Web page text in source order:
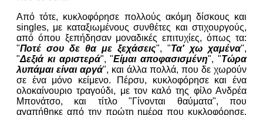
Από τότε, κυκλοφόρησε πολλούς ακόμη δίσκους και
singles, με καταξιωμένους συνθέτες και στιχουργούς,
από όπου ξεπήδησαν μοναδικές επιτυχίες, όπως τα:
"Ποτέ σου δε θα με ξεχάσεις", "Τα' χω χαμένα",
"Δεξιά κι αριστερά", "Είμαι αποφασισμένη", "Τώρα
λυπάμαι είναι αργά", και άλλα πολλά, που δε χωρούν
σε ένα μόνο κείμενο. Πέρσυ, κυκλοφόρησε και ένα
ολοκαίνουριο τραγούδι, με τον καλό της φίλο Ανδρέα
Μπονάτσο, και τίτλο "Γίνονται θαύματα", που
αγαπήθηκε από την πρώτη ημέρα που κυκλοφόρησε,